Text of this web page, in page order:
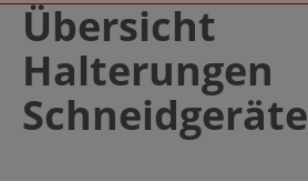
Übersicht
Halterungen
Schneidgeräte